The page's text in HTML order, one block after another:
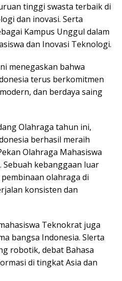
tinggi swasta terbaik di
dan inovasi. Serta
Kampus Unggul dalam
dan Inovasi Teknologi.
menegaskan bahwa
terus berkomitmen
dan berdaya saing
Olahraga tahun ini,
berhasil meraih
Olahraga Mahasiswa
Sebuah kebanggaan luar
olahraga di
konsisten dan
Teknokrat juga
bangsa Indonesia. Slerta
robotik, debat Bahasa
di tingkat Asia dan